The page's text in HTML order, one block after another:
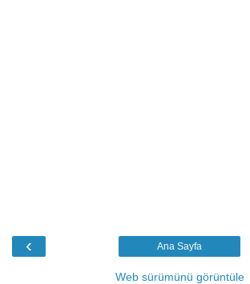
‹ Ana Sayfa
Web sürümünü görüntüle